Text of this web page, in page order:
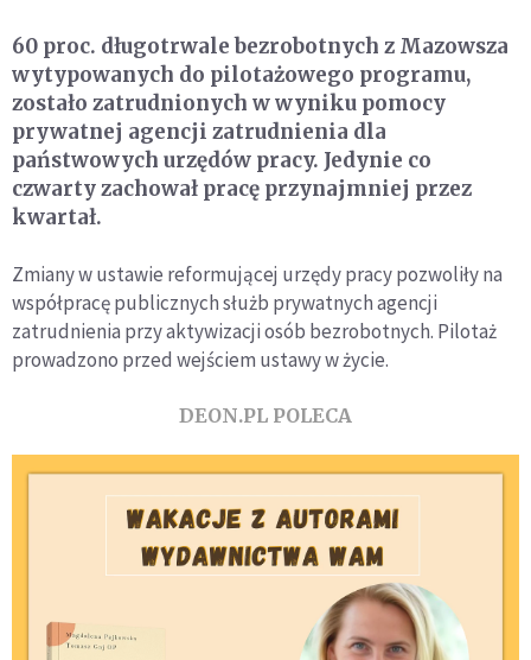
60 proc. długotrwale bezrobotnych z Mazowsza
wytypowanych do pilotażowego programu,
zostało zatrudnionych w wyniku pomocy
prywatnej agencji zatrudnienia dla
państwowych urzędów pracy. Jedynie co
czwarty zachował pracę przynajmniej przez
kwartał.
Zmiany w ustawie reformującej urzędy pracy pozwoliły na
współpracę publicznych służb prywatnych agencji
zatrudnienia przy aktywizacji osób bezrobotnych. Pilotaż
prowadzono przed wejściem ustawy w życie.
DEON.PL POLECA